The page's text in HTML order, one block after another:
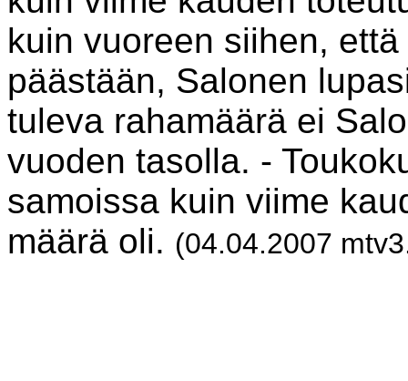
kuin vuoreen siihen,
päästään, Salonen
tuleva rahamäärä ei
vuoden tasolla. -
samoissa kuin viime
määrä oli. (04.04.2007